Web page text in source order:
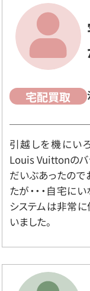
宅配買取
引越しを機にい
Louis Vuittonのバ
だいぶあったので
たが・・・自宅に
システムは非常に
いました。